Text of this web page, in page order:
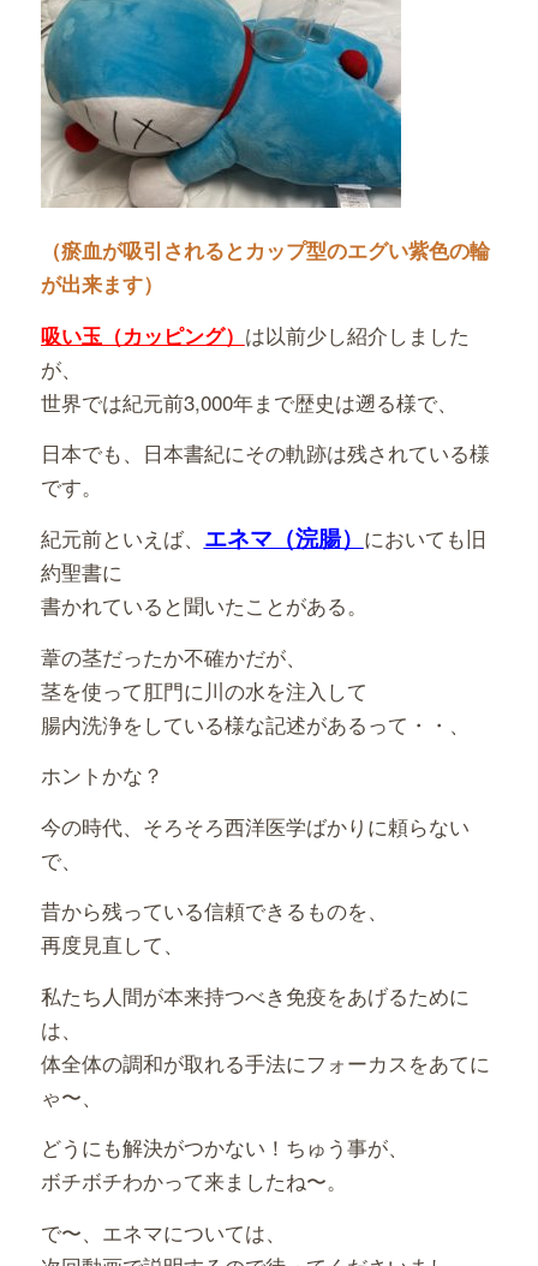
（瘀血が吸引されるとカップ型のエグい紫色の輪
が出来ます）
吸い玉（カッピング） は以前少し紹介しました
が、
世界では紀元前3,000年まで歴史は遡る様で、
日本でも、日本書紀にその軌跡は残されている様
です。
紀元前といえば、 エネマ（浣腸） においても旧
約聖書に
書かれていると聞いたことがある。
葦の茎だったか不確かだが、
茎を使って肛門に川の水を注入して
腸内洗浄をしている様な記述があるって・・、
ホントかな？
今の時代、そろそろ西洋医学ばかりに頼らない
で、
昔から残っている信頼できるものを、
再度見直して、
私たち人間が本来持つべき免疫をあげるために
は、
体全体の調和が取れる手法にフォーカスをあてに
ゃ〜、
どうにも解決がつかない！ちゅう事が、
ボチボチわかって来ましたね〜。
で〜、エネマについては、